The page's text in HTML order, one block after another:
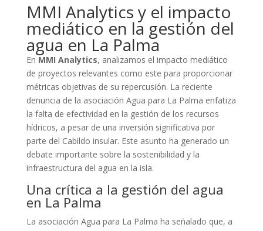
MMI Analytics y el impacto
mediático en la gestión del
agua en La Palma
En MMI Analytics, analizamos el impacto mediático
de proyectos relevantes como este para proporcionar
métricas objetivas de su repercusión. La reciente
denuncia de la asociación Agua para La Palma enfatiza
la falta de efectividad en la gestión de los recursos
hídricos, a pesar de una inversión significativa por
parte del Cabildo insular. Este asunto ha generado un
debate importante sobre la sostenibilidad y la
infraestructura del agua en la isla.
Una crítica a la gestión del agua
en La Palma
La asociación Agua para La Palma ha señalado que, a